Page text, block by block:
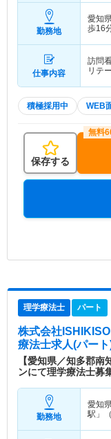
勤務地
愛知
歩16
仕事内容
訪問
リテ
積極採用中 WEB
保存する
理学療法士 パート
株式会社
療法士求人(パー
【愛知県／知多郡
ンにて理学療法士募
勤務地
愛知
駅」